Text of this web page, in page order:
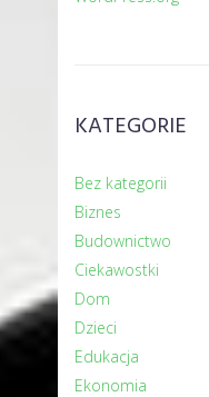
KATEGORIE
Bez kategorii
Biznes
Budownictwo
Ciekawostki
Dom
Dzieci
Edukacja
Ekonomia